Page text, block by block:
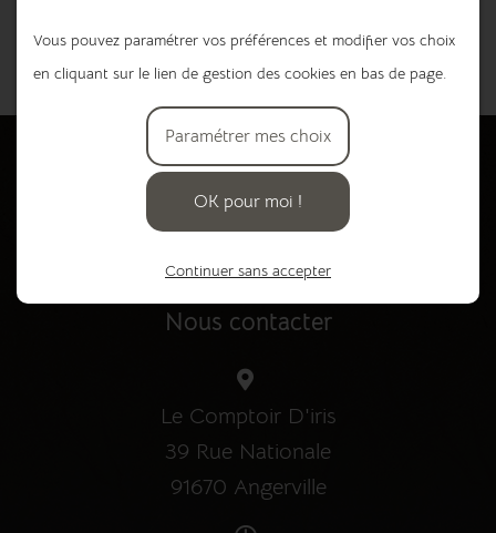
Ajouter au panier
Besoin de plus de renseignements ou de
réserver un article ?
Nous contacter
Le Comptoir D'iris
39 Rue Nationale
91670 Angerville
Vous pouvez paramétrer vos préférences et modifier vos choix
en cliquant sur le lien de gestion des cookies en bas de page.
Paramétrer mes choix
OK pour moi !
Continuer sans accepter